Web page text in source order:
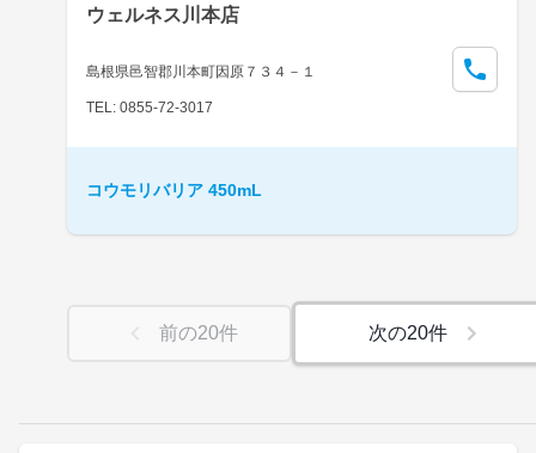
ウェルネス川本店
島根県邑智郡川本町因原７３４－１
TEL: 0855-72-3017
コウモリバリア 450mL
前の20件 次の20件